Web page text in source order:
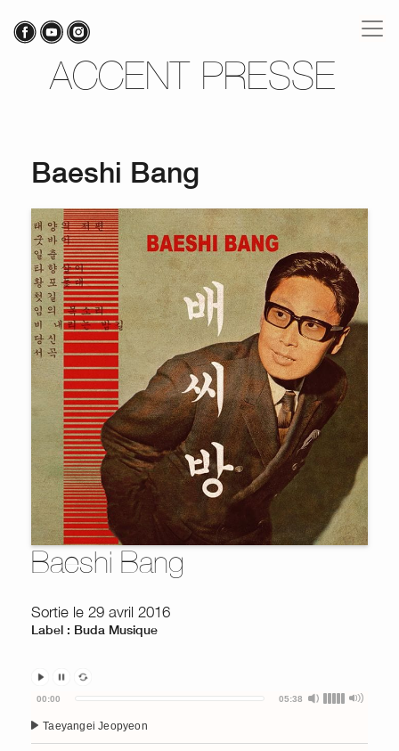
ACCENT PRESSE
Baeshi Bang
Baeshi Bang
Sortie le 29 avril 2016
Label : Buda Musique
Audio
Player
Taeyangei Jeopyeon
00:00 05:38